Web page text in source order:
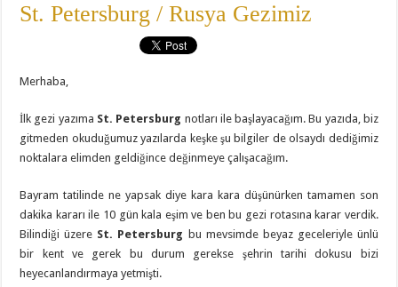
St. Petersburg / Rusya Gezimiz
Merhaba,
İlk gezi yazıma St. Petersburg notları ile başlayacağım. Bu yazıda, biz
gitmeden okuduğumuz yazılarda keşke şu bilgiler de olsaydı dediğimiz
noktalara elimden geldiğince değinmeye çalışacağım.
Bayram tatilinde ne yapsak diye kara kara düşünürken tamamen son
dakika kararı ile 10 gün kala eşim ve ben bu gezi rotasına karar verdik.
Bilindiği üzere St. Petersburg bu mevsimde beyaz geceleriyle ünlü
bir kent ve gerek bu durum gerekse şehrin tarihi dokusu bizi
heyecanlandırmaya yetmişti.